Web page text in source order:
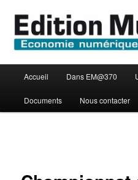
contenu
principalEdition
principal
Accueil Dans EM@370
Documents Nous contacter